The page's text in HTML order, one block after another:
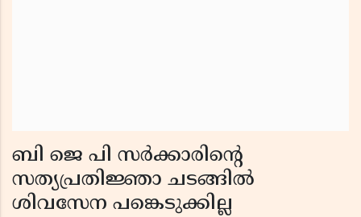
ബി ജെ പി സര്‍ക്കാരിന്റെ
സത്യപ്രതിജ്ഞാ ചടങ്ങില്‍
ശിവസേന പങ്കെടുക്കില്ല